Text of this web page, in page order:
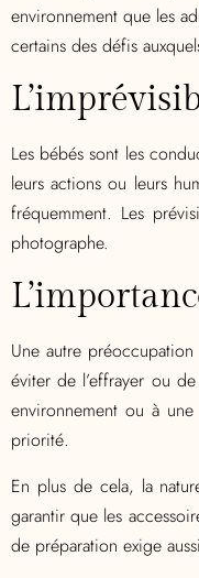
environnement que les
certains des défis
Les bébés sont les
leurs actions ou leurs
fréquemment. Les
photographe.
Une autre
éviter de l’effrayer ou
environnement ou à
priorité.
En plus de cela, la
garantir que les
de préparation exige